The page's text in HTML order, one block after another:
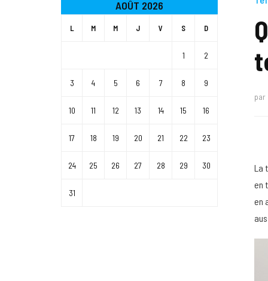
par
La
en
en
AOÛT 2026
L M M J V S D
1 2
3 4 5 6 7 8 9
10 11 12 13 14 15 16
17 18 19 20 21 22 23
24 25 26 27 28 29 30
31